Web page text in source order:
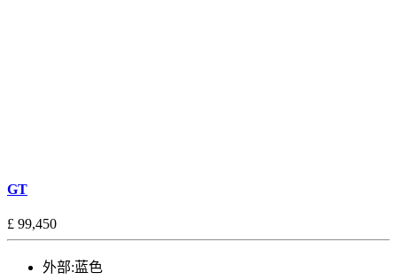
GT
£ 99,450
外部:蓝色